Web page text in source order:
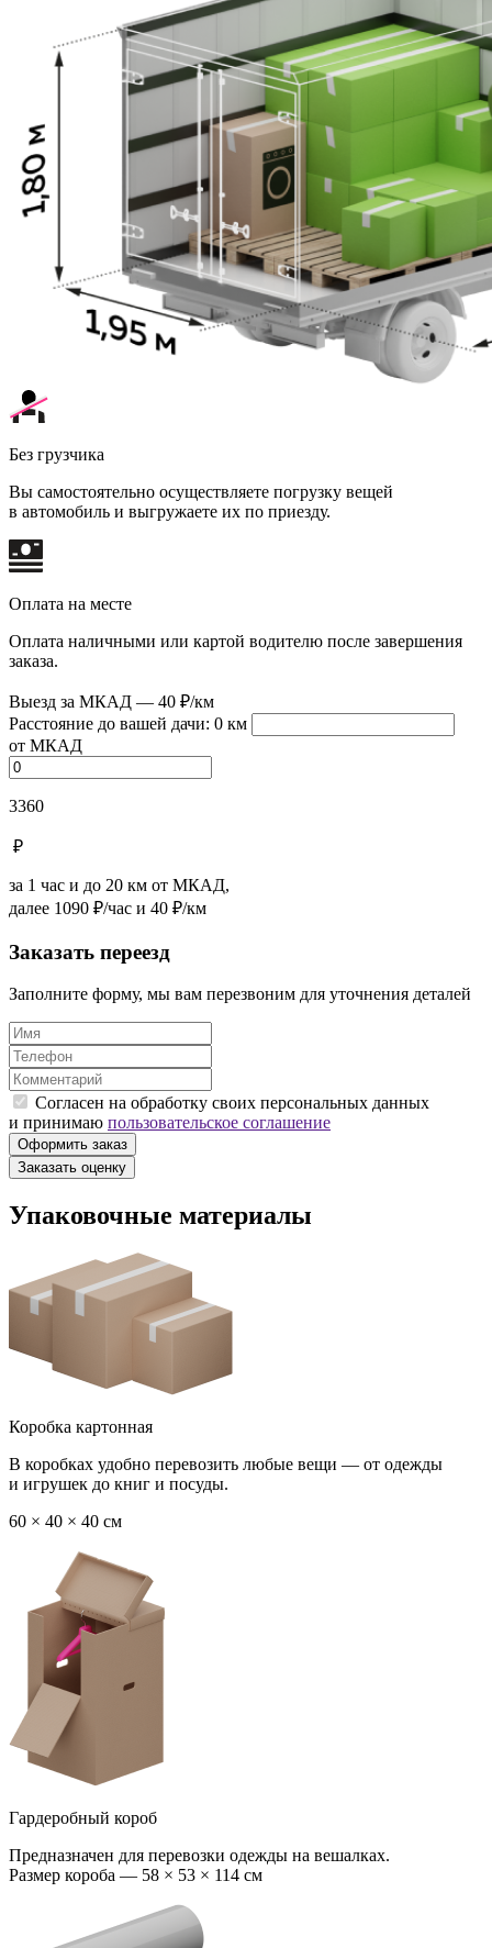
Без грузчика
Вы самостоятельно осуществляете погрузку вещей
в автомобиль и выгружаете их по приезду.
Оплата на месте
Оплата наличными или картой водителю после завершения
заказа.
Выезд за МКАД — 40 ₽/км
Расстояние до вашей дачи: 0 км
от МКАД
3360
₽
за 1 час и до 20 км от МКАД,
далее 1090 ₽/час и 40 ₽/км
Заказать переезд
Заполните форму, мы вам перезвоним для уточнения деталей
Согласен на обработку своих персональных данных
и принимаю пользовательское соглашение
Оформить заказ
Заказать оценку
Упаковочные материалы
Коробка картонная
В коробках удобно перевозить любые вещи — от одежды
и игрушек до книг и посуды.
60 × 40 × 40 см
Гардеробный короб
Предназначен для перевозки одежды на вешалках.
Размер короба — 58 × 53 × 114 см